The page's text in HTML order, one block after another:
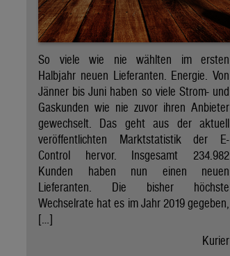
So viele wie nie wählten im ersten
Halbjahr neuen Lieferanten. Energie. Von
Jänner bis Juni haben so viele Strom- und
Gaskunden wie nie zuvor ihren Anbieter
gewechselt. Das geht aus der aktuell
veröffentlichten Marktstatistik der E-
Control hervor. Insgesamt 234.982
Kunden haben nun einen neuen
Lieferanten. Die bisher höchste
Wechselrate hat es im Jahr 2019 gegeben,
[…]
Kurier